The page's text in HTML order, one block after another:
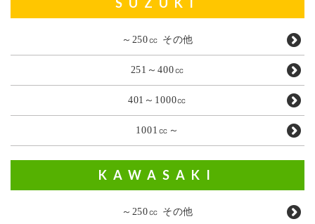
～250㏄ その他
251～400㏄
401～1000㏄
1001㏄～
KAWASAKI
～250㏄ その他